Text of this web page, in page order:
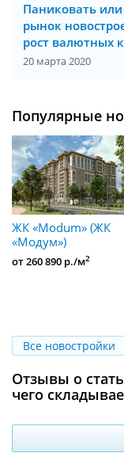
Паниковать или
рынок
рост валютных
20 марта 2020
Популярные
ЖК «Modum» (ЖК
«Модум»)
от 260 890 р./м2
Все новостройки
Отзывы о
чего